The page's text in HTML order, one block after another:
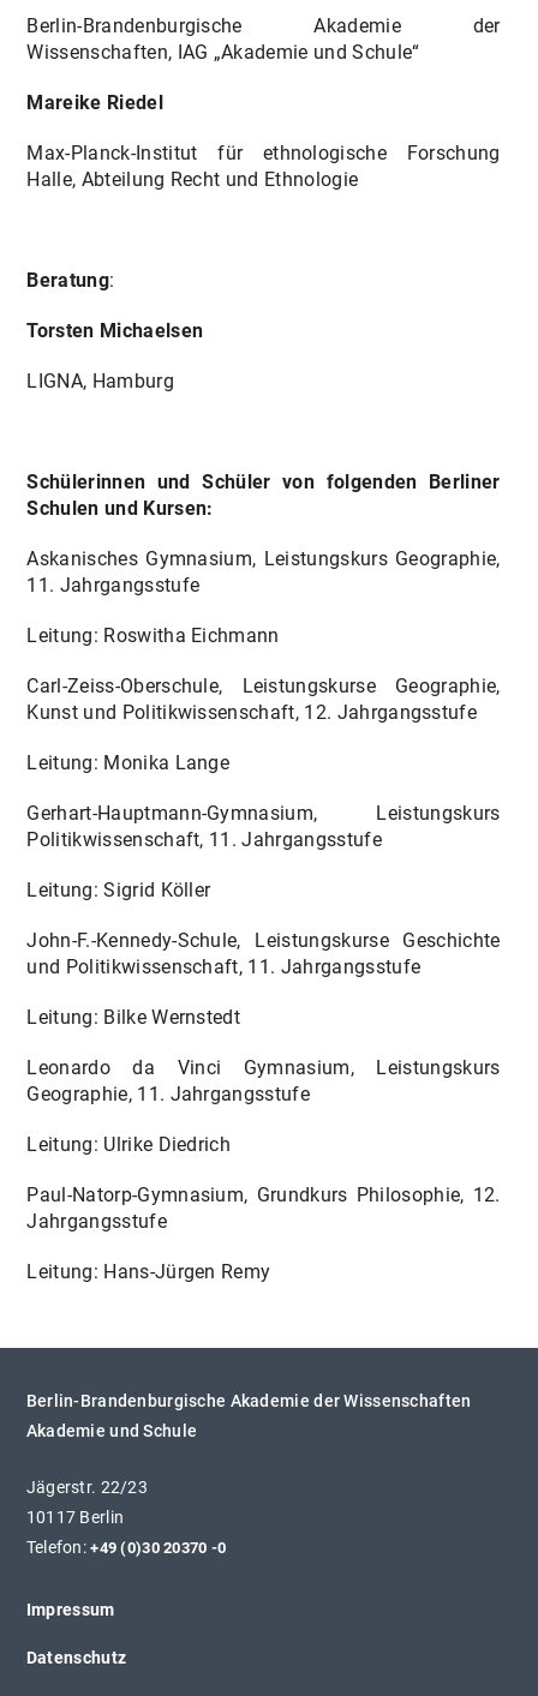
Berlin-Brandenburgische Akademie der
Wissenschaften, IAG „Akademie und Schule“
Mareike Riedel
Max-Planck-Institut für ethnologische Forschung
Halle, Abteilung Recht und Ethnologie
Beratung:
Torsten Michaelsen
LIGNA, Hamburg
Schülerinnen und Schüler von folgenden Berliner
Schulen und Kursen:
Askanisches Gymnasium, Leistungskurs Geographie,
11. Jahrgangsstufe
Leitung: Roswitha Eichmann
Carl-Zeiss-Oberschule, Leistungskurse Geographie,
Kunst und Politikwissenschaft, 12. Jahrgangsstufe
Leitung: Monika Lange
Gerhart-Hauptmann-Gymnasium, Leistungskurs
Politikwissenschaft, 11. Jahrgangsstufe
Leitung: Sigrid Köller
John-F.-Kennedy-Schule, Leistungskurse Geschichte
und Politikwissenschaft, 11. Jahrgangsstufe
Leitung: Bilke Wernstedt
Leonardo da Vinci Gymnasium, Leistungskurs
Geographie, 11. Jahrgangsstufe
Leitung: Ulrike Diedrich
Paul-Natorp-Gymnasium, Grundkurs Philosophie, 12.
Jahrgangsstufe
Leitung: Hans-Jürgen Remy
Berlin-Brandenburgische Akademie der Wissenschaften
Akademie und Schule
Jägerstr. 22/23
10117 Berlin
Telefon:+49 (0)30 20370 -0
Impressum
Datenschutz